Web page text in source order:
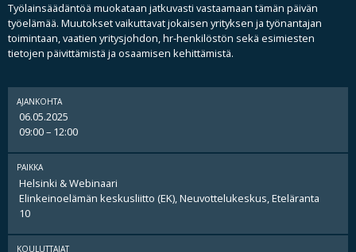
Työlainsäädäntöä muokataan jatkuvasti vastaamaan tämän päivän
työelämää. Muutokset vaikuttavat jokaisen yrityksen ja työnantajan
toimintaan, vaatien yritysjohdon, hr-henkilöstön sekä esimiesten
tietojen päivittämistä ja osaamisen kehittämistä.
AJANKOHTA
06.05.2025
09:00 – 12:00
PAIKKA
Helsinki & Webinaari
Elinkeinoelämän keskusliitto (EK), Neuvottelukeskus, Eteläranta
10
KOULUTTAJAT